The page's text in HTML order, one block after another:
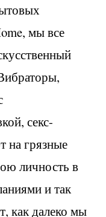
мы все
секс-
на грязные
личность в
и так
как далеко мы